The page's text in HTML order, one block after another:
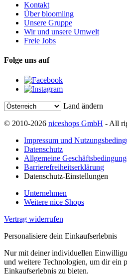
Kontakt
Über bloomling
Unsere Gruppe
Wir und unsere Umwelt
Freie Jobs
Folge uns auf
Land ändern
© 2010-2026 niceshops GmbH - All
Impressum und
Datenschutz
Allgemeine
Barrierefreiheitserklärung
Datenschutz-Einstellungen
Unternehmen
Weitere nice Shops
Vertrag widerrufen
Personalisiere dein Einkaufserlebnis
Nur mit deiner individuellen
und weitere Technologien, um dir ein
Einkaufserlebnis zu bieten.